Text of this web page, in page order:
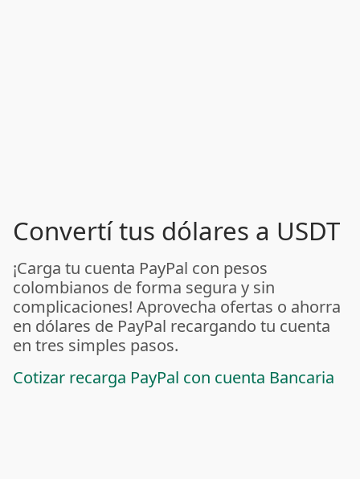
Convertí tus dólares a USDT
¡Carga tu cuenta PayPal con pesos
colombianos de forma segura y sin
complicaciones! Aprovecha ofertas o ahorra
en dólares de PayPal recargando tu cuenta
en tres simples pasos.
Cotizar recarga PayPal con cuenta Bancaria